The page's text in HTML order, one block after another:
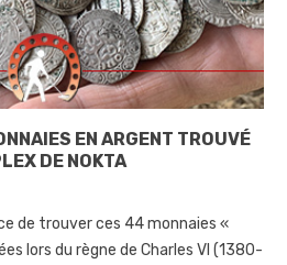
EN ARGENT TROUVÉ
DE NOKTA
de trouver ces 44 monnaies «
lors du règne de Charles VI (1380-